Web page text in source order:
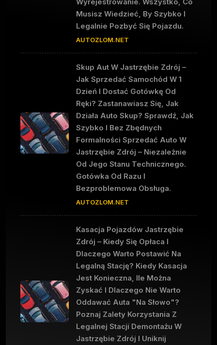
Musisz Wiedzieć, By Szybko I
Legalnie Pozbyć Się Pojazdu.
AUTOZLOM.NET
Skup Aut W Jastrzębie Zdrój –
Jak Sprzedać Samochód W 1
Dzień I Dostać Gotówkę Od
Ręki? Zastanawiasz Się, Jak
Działa Auto Skup? Sprawdź, Jak
Szybko I Bez Zbędnych
Formalności Sprzedać Auto W
Jastrzębie Zdrój – Niezależnie
Od Jego Stanu Technicznego.
Gotówka Od Razu I
Bezproblemowa Obsługa.
AUTOZLOM.NET
Kasacja Pojazdów Jastrzębie
Zdrój – Kiedy Się Opłaca I
Dlaczego Warto Postawić Na
Legalną Stację? Kiedy Kasacja
Jest Konieczna, Ile Można
Zyskać I Dlaczego Nie Warto
Oddawać Auta "na Słowo"?
Poznaj Zalety Korzystania Z
Legalnej Stacji Demontażu W
Jastrzębie Zdrój I Uniknij